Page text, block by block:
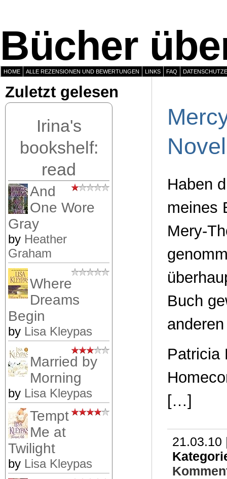
Bücher
HOME ALLE REZENSIONEN UND BEWERTUNGEN LINKS FAQ
Zuletzt gelesen
Irina's
bookshelf:
read
And
One Wore
Gray
by Heather
Graham
Where
Dreams
Begin
by Lisa Kleypas
Married by
Morning
by Lisa Kleypas
Tempt
Me at
Twilight
by Lisa Kleypas
Novel
Haben
meines
Mery-
Buch
Patricia
[…]